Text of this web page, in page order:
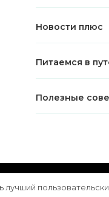
Новости плюс
Питаемся в
Полезные
WordPress
лучший